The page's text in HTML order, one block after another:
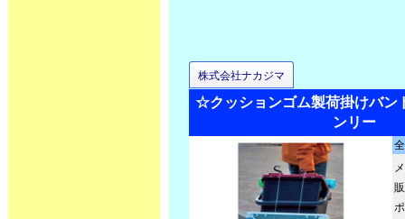
株式会社ナカジマ
☆クッションゴム製荷掛けバ
ンリー